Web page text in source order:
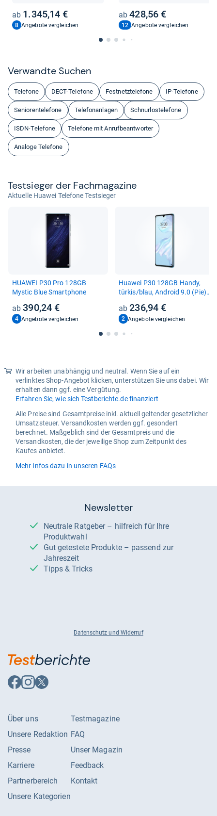
1.345,14 €
8 Angebote vergleichen
428,56 €
12 Angebote vergleichen
Ver­wandte Suchen
Telefone DECT-Telefone Festnetztelefone IP-Telefone
Seniorentelefone Telefonanlagen Schnurlostelefone
ISDN-Telefone Telefone mit Anrufbeantworter
Analoge Telefone
Test­sie­ger der Fach­ma­ga­zine
Aktuelle Huawei Telefone Testsieger
HUA­WEI P30 Pro 128GB
Mystic Blue Smart­phone
390,24 €
4 Angebote vergleichen
Hua­wei P30 128GB Handy,
tür­kis/blau, Android 9.0 (Pie),
236,94 €
2 Angebote vergleichen
Wir arbeiten unabhängig und neutral. Wenn Sie auf ein
verlinktes Shop-Angebot klicken, unterstützen Sie uns dabei. Wir
erhalten dann ggf. eine Vergütung.
Erfahren Sie, wie sich Testberichte.de finanziert
Alle Preise sind Gesamtpreise inkl. aktuell geltender gesetzlicher
Umsatzsteuer. Versandkosten werden ggf. gesondert
berechnet. Maßgeblich sind der Gesamtpreis und die
Versandkosten, die der jeweilige Shop zum Zeitpunkt des
Kaufes anbietet.
Mehr Infos dazu in unseren FAQs
Newsletter
Neutrale Ratgeber – hilfreich für Ihre
Produktwahl
Gut getestete Produkte – passend zur
Jahreszeit
Tipps & Tricks
Datenschutz und Widerruf
Auf
Facebook
Auf
Instagram
Auf
X
Über uns
Unsere Redaktion
Presse
Karriere
Partnerbereich
Unsere Kategorien
Testmagazine
FAQ
Unser Magazin
Feedback
Kontakt